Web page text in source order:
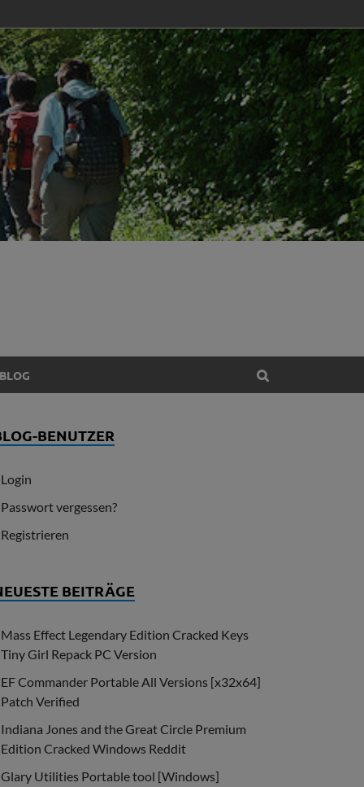
BENUTZER
Login
Passwort vergessen?
Registrieren
BEITRÄGE
Mass Effect Legendary Edition Cracked Keys
Tiny Girl Repack PC Version
EF Commander Portable All Versions [x32x64]
Patch Verified
Indiana Jones and the Great Circle Premium
Edition Cracked Windows Reddit
Glary Utilities Portable tool [Windows]